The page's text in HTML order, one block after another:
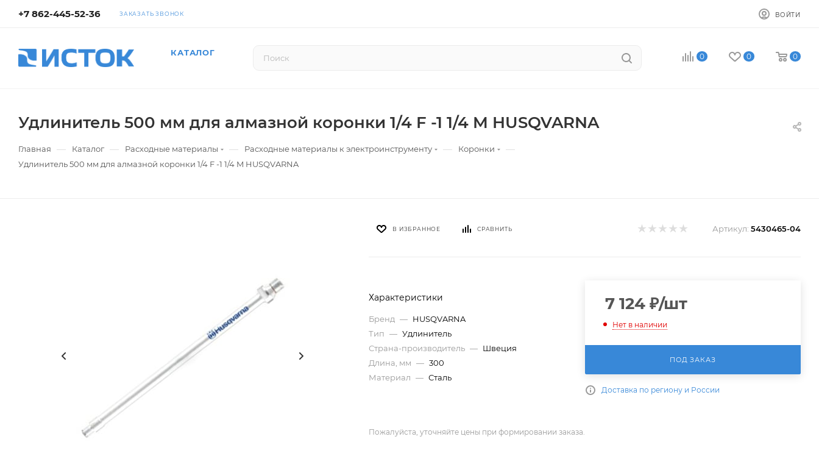
+7 862-445-52-36 ЗАКАЗАТЬ ЗВОНОК ВОЙТИ
КАТАЛОГ 0 0 0
Удлинитель 500 мм для алмазной коронки 1/4 F -1 1/4 M HUSQVARNA
Главная — Каталог — Расходные материалы — Расходные материалы к электроинструменту — Коронки —
Удлинитель 500 мм для алмазной коронки 1/4 F -1 1/4 M HUSQVARNA
В ИЗБРАННОЕ СРАВНИТЬ Артикул: 5430465-04
Характеристики
Бренд — HUSQVARNA
Тип — Удлинитель
Страна-производитель — Швеция
Длина, мм — 300
Материал — Сталь
7 124₽/шт
Нет в наличии
ПОД ЗАКАЗ
Доставка по региону и России
Пожалуйста, уточняйте цены при формировании заказа.